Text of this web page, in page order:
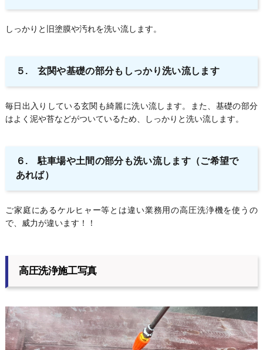
しっかりと旧塗膜や汚れを洗い流します。
５. 玄関や基礎の部分もしっかり洗い流します
毎日出入りしている玄関も綺麗に洗い流します。また、基礎の部分
はよく泥や苔などがついているため、しっかりと洗い流します。
６. 駐車場や土間の部分も洗い流します（ご希望で
あれば）
ご家庭にあるケルヒャー等とは違い業務用の高圧洗浄機を使うの
で、威力が違います！！
高圧洗浄施工写真